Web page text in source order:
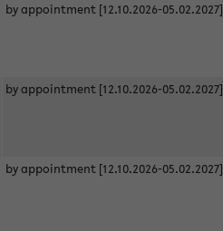
by appointment [12.10.2026-05.02.2027]
by appointment [12.10.2026-05.02.2027]
by appointment [12.10.2026-05.02.2027]